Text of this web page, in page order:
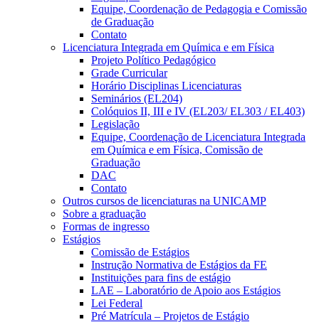
Equipe, Coordenação de Pedagogia e Comissão
de Graduação
Contato
Licenciatura Integrada em Química e em Física
Projeto Político Pedagógico
Grade Curricular
Horário Disciplinas Licenciaturas
Seminários (EL204)
Colóquios II, III e IV (EL203/ EL303 / EL403)
Legislação
Equipe, Coordenação de Licenciatura Integrada
em Química e em Física, Comissão de
Graduação
DAC
Contato
Outros cursos de licenciaturas na UNICAMP
Sobre a graduação
Formas de ingresso
Estágios
Comissão de Estágios
Instrução Normativa de Estágios da FE
Instituições para fins de estágio
LAE – Laboratório de Apoio aos Estágios
Lei Federal
Pré Matrícula – Projetos de Estágio